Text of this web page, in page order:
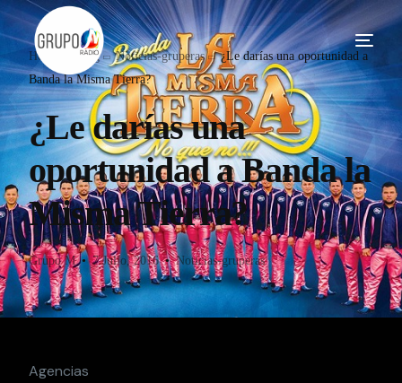
Home Blog Noticias-gruperas
¿Le darías una oportunidad a
Banda la Misma Tierra?
¿Le darías una
oportunidad a Banda la
Misma Tierra?
Grupo M 7 Julio, 2016 Noticias-gruperas
Agencias